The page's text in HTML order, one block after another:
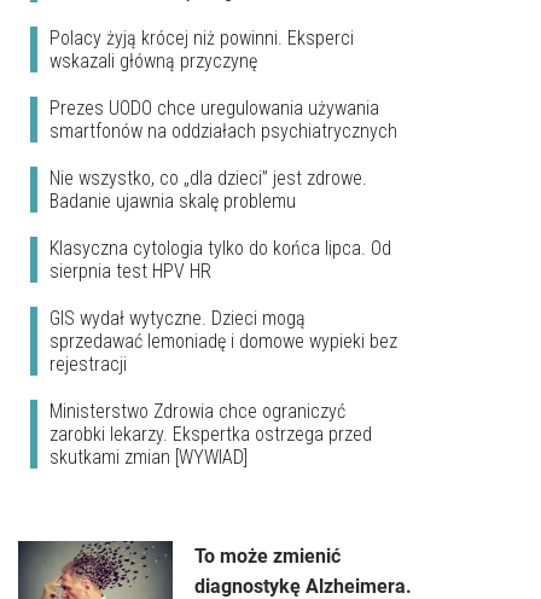
Polacy żyją krócej niż powinni. Eksperci
wskazali główną przyczynę
Prezes UODO chce uregulowania używania
smartfonów na oddziałach psychiatrycznych
Nie wszystko, co „dla dzieci” jest zdrowe.
Badanie ujawnia skalę problemu
Klasyczna cytologia tylko do końca lipca. Od
sierpnia test HPV HR
GIS wydał wytyczne. Dzieci mogą
sprzedawać lemoniadę i domowe wypieki bez
rejestracji
Ministerstwo Zdrowia chce ograniczyć
zarobki lekarzy. Ekspertka ostrzega przed
skutkami zmian [WYWIAD]
To może zmienić
diagnostykę Alzheimera.